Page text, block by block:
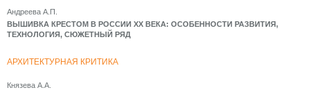
Андреева А.П.
ВЫШИВКА КРЕСТОМ В РОССИИ XX ВЕКА: ОСОБЕННОСТИ РАЗВИТИЯ,
ТЕХНОЛОГИЯ, СЮЖЕТНЫЙ РЯД
АРХИТЕКТУРНАЯ КРИТИКА
Князева А.А.